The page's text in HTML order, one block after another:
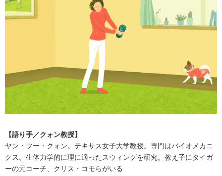
【語り手／クォン教授】
ヤン・フー・クォン。テキサス女子大学教授。専門はバイオメカニ
クス。生体力学的に理に適ったスウィングを研究。教え子にタイガ
ーの元コーチ、クリス・コモらがいる